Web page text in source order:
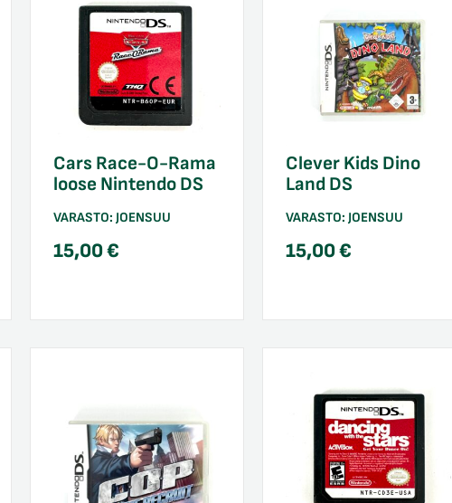
Cars Race-O-Rama
loose Nintendo DS
VARASTO: JOENSUU
15,00€
Clever Kids Dino
Land DS
VARASTO: JOENSUU
15,00€